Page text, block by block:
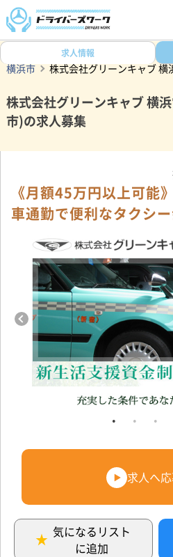
ドライバーズワークトップ
横浜市
株式会社グリーンキャブ 横
株式会社グリーンキャブ 横
市)の求人募集
求人情報
《月額45万円以上可能
車通勤で便利なタクシー
求人へ
気になるリスト
に追加